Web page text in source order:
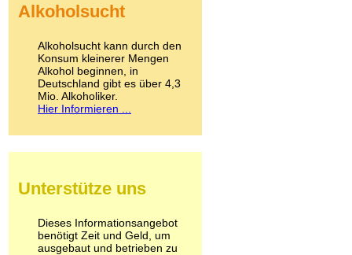
Kokain
LSD
Marihuana
Medikamente
Meskalin
Metamphetamin
Methadon
Pilze
Psychopharmaka
Schlafmittel
Schmerzmittel
Alkoholsucht
Alkoholsucht kann durch den
Konsum kleinerer Mengen
Alkohol beginnen, in
Deutschland gibt es über 4,3
Mio. Alkoholiker.
Hier Informieren ...
Unterstütze uns
Dieses Informationsangebot
benötigt Zeit und Geld, um
ausgebaut und betrieben zu